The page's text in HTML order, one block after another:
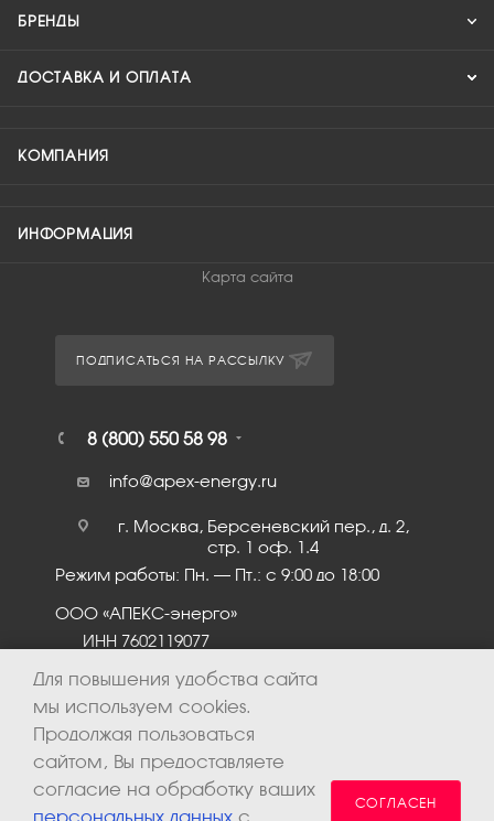
БРЕНДЫ
ДОСТАВКА И ОПЛАТА
КОМПАНИЯ
ИНФОРМАЦИЯ
Карта сайта
ПОДПИСАТЬСЯ НА РАССЫЛКУ
8 (800) 550 58 98
info@apex-energy.ru
г. Москва, Берсеневский пер., д. 2,
стр. 1 оф. 1.4
Режим работы: Пн. – Пт.: с 9:00 до 18:00
ООО «АПЕКС-энерго»
ИНН 7602119077
Для повышения удобства сайта
мы используем cookies.
Продолжая пользоваться
сайтом, Вы предоставляете
согласие на обработку ваших
СОГЛАСЕН